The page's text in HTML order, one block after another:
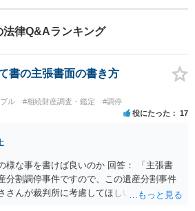
法律Q&Aランキング
書の主張書面の書き方
ル #相続財産調査・鑑定 #調停
役にたった 17
様な事を書けば良いのか 回答： 「主張書
分割調停事件ですので、この遺産分割事件
さんが裁判所に考慮してほしいと思う、亡